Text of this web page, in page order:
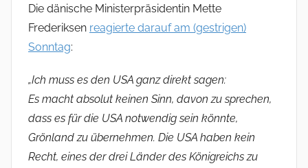
Die dänische Ministerpräsidentin Mette
Frederiksen reagierte darauf am (gestrigen)
Sonntag:
„Ich muss es den USA ganz direkt sagen:
Es macht absolut keinen Sinn, davon zu sprechen,
dass es für die USA notwendig sein könnte,
Grönland zu übernehmen. Die USA haben kein
Recht, eines der drei Länder des Königreichs zu